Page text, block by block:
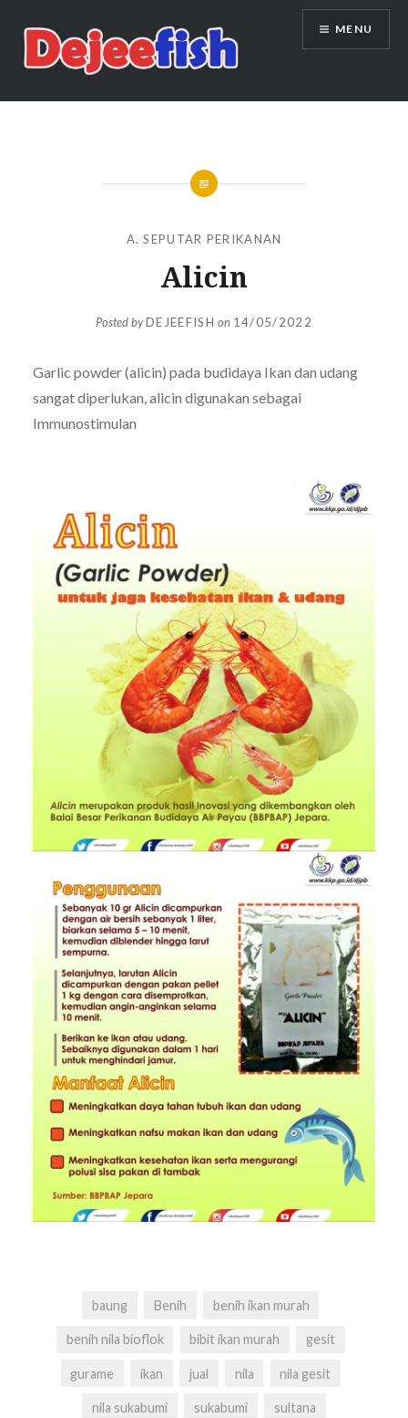
content
DEJEEFISH | PRODUSEN BENIH
MENU
A. SEPUTAR PERIKANAN
Alicin
Posted byDEJEEFISH on 14/05/2022
Garlic powder (alicin) pada budidaya Ikan dan udang
sangat diperlukan, alicin digunakan sebagai
Immunostimulan
baung Benih benih ikan murah
benih nila bioflok bibit ikan murah gesit
gurame ikan jual nila nila gesit
nila sukabumi sukabumi sultana